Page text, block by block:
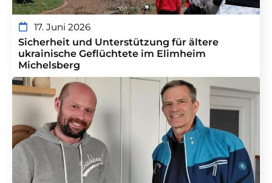
17. Juni 2026
Sicherheit und Unterstützung für ältere
ukrainische Geflüchtete im Elimheim
Michelsberg